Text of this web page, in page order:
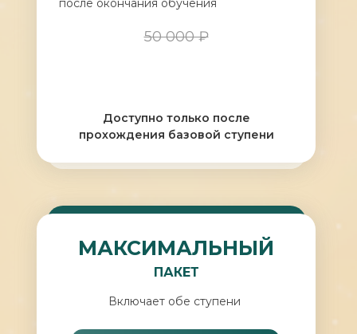
МАКСИМАЛЬНЫЙ
ПАКЕТ
Включает обе ступени
после окончания обучения
50 000 ₽
Доступно только после
прохождения базовой ступени